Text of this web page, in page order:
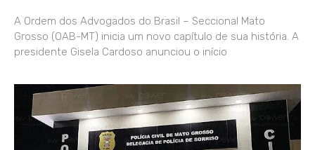
A Ordem dos Advogados do Brasil – Seccional Mato
Grosso (OAB-MT) inicia um novo capítulo de sua história. A
presidente Gisela Cardoso anunciou o início